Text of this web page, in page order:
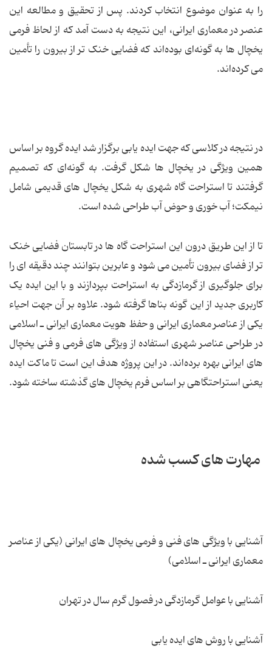
را به عنوان موضوع انتخاب کردند. پس از تحقیق و مطالعه این
عنصر در معماری ایرانی، این نتیجه به دست آمد که از لحاظ فرمی
یخچال ها به گونه‌ای بوده‌اند که فضایی خنک تر از بیرون را تأمین
می کرده‌اند.
در نتیجه در کلاسی که جهت ایده یابی برگزار شد ایده گروه بر اساس
همین ویژگی در یخچال ها شکل گرفت. به گونه‌ای که تصمیم
گرفتند تا استراحت گاه شهری به شکل یخچال های قدیمی شامل
نیمکت؛ آب خوری و حوض آب طراحی شده است.
تا از این طریق درون این استراحت گاه ها در تابستان فضایی خنک
تر از فضای بیرون تأمین می شود و عابرین بتوانند چند دقیقه ای را
برای جلوگیری از گرمازدگی به استراحت بپردازند و با این ایده یک
کاربری جدید از این گونه بناها گرفته شود. علاوه بر آن جهت احیاء
یکی از عناصر معماری ایرانی و حفظ هویت معماری ایرانی ـ اسلامی
در طراحی عناصر شهری استفاده از ویژگی های فرمی و فنی یخچال
های ایرانی بهره برده‌اند. در این پروژه هدف این است تا ماکت ایده
یعنی استراحتگاهی بر اساس فرم یخچال های گذشته ساخته شود.
مهارت های کسب شده
آشنایی با ویژگی های فنی و فرمی یخچال های ایرانی (یکی از عناصر
معماری ایرانی ـ اسلامی)
آشنایی با عوامل گرمازدگی در فصول گرم سال در تهران
آشنایی با روش های ایده یابی